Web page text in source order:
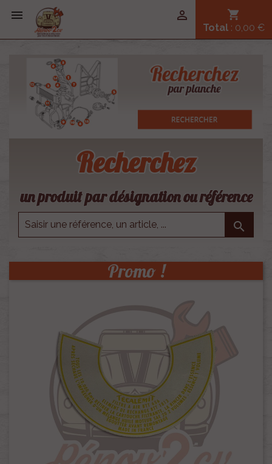
 shopping_cart
Total : 0,00 €

Recherchez
un produit par désignation ou référence

Promo !